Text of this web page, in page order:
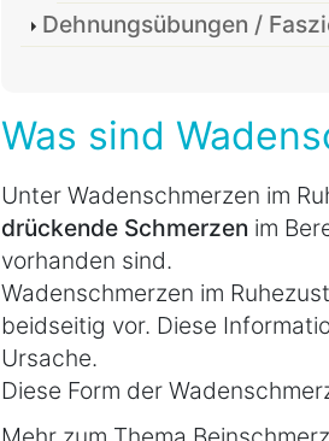
Dehnungsübungen /
Was sind
Unter Wadenschmerzen im
drückende Schmerzen im
vorhanden sind.
Wadenschmerzen im
beidseitig vor. Diese
Ursache.
Diese Form der